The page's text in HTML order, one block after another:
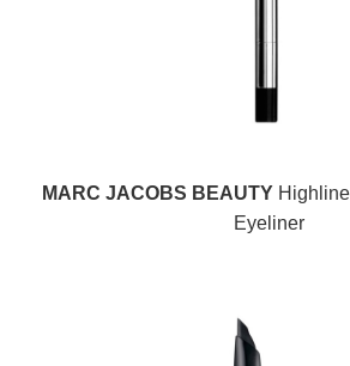
MARC JACOBS BEAUTY
Eyeliner